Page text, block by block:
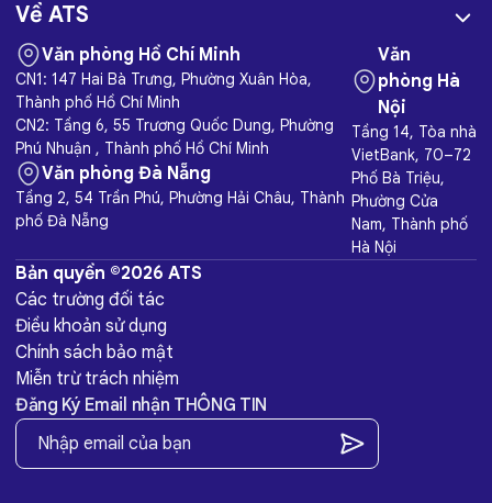
Về ATS
Văn phòng Hồ Chí Minh
CN1: 147 Hai Bà Trưng, Phường Xuân Hòa,
Thành phố Hồ Chí Minh
CN2: Tầng 6, 55 Trương Quốc Dung, Phường
Phú Nhuận , Thành phố Hồ Chí Minh
Văn phòng Đà Nẵng
Tầng 2, 54 Trần Phú, Phường Hải Châu, Thành
phố Đà Nẵng
Văn
phòng Hà
Nội
Tầng 14, Tòa nhà
VietBank, 70–72
Phố Bà Triệu,
Phường Cửa
Nam, Thành phố
Hà Nội
Bản quyền ©2026 ATS
Các trường đối tác
Điều khoản sử dụng
Chính sách bảo mật
Miễn trừ trách nhiệm
Đăng Ký Email nhận THÔNG TIN